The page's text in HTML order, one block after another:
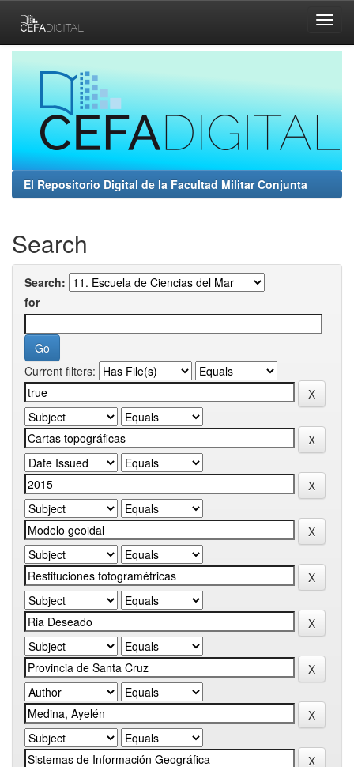
navigation
El Repositorio Digital de la Facultad Militar Conjunta
Search
Search:
for
Current filters: